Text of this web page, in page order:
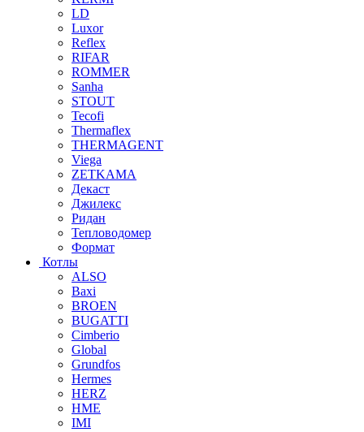
LD
Luxor
Reflex
RIFAR
ROMMER
Sanha
STOUT
Tecofi
Thermaflex
THERMAGENT
Viega
ZETKAMA
Декаст
Джилекс
Ридан
Тепловодомер
Формат
Котлы
ALSO
Baxi
BROEN
BUGATTI
Cimberio
Global
Grundfos
Hermes
HERZ
HME
IMI